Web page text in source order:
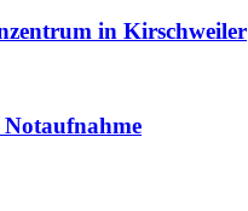
in Kirschweiler